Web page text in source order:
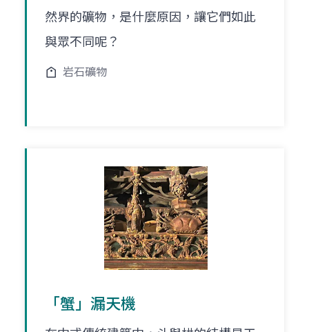
然界的礦物，是什麼原因，讓它們如此
與眾不同呢？
岩石礦物
「蟹」漏天機